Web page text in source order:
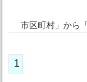
市区町村」から
1